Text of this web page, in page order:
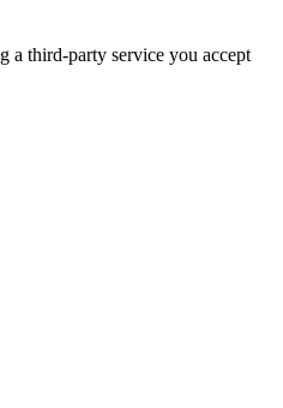
a third-party service you accept